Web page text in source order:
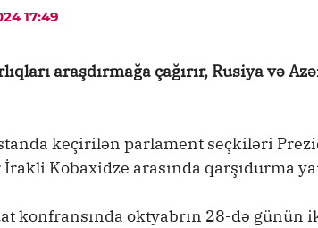
17:49
araşdırmağa çağırır, Rusiya və
keçirilən parlament seçkiləri
Kobaxidze arasında qarşıdurma
konfransında oktyabrın 28-də günün